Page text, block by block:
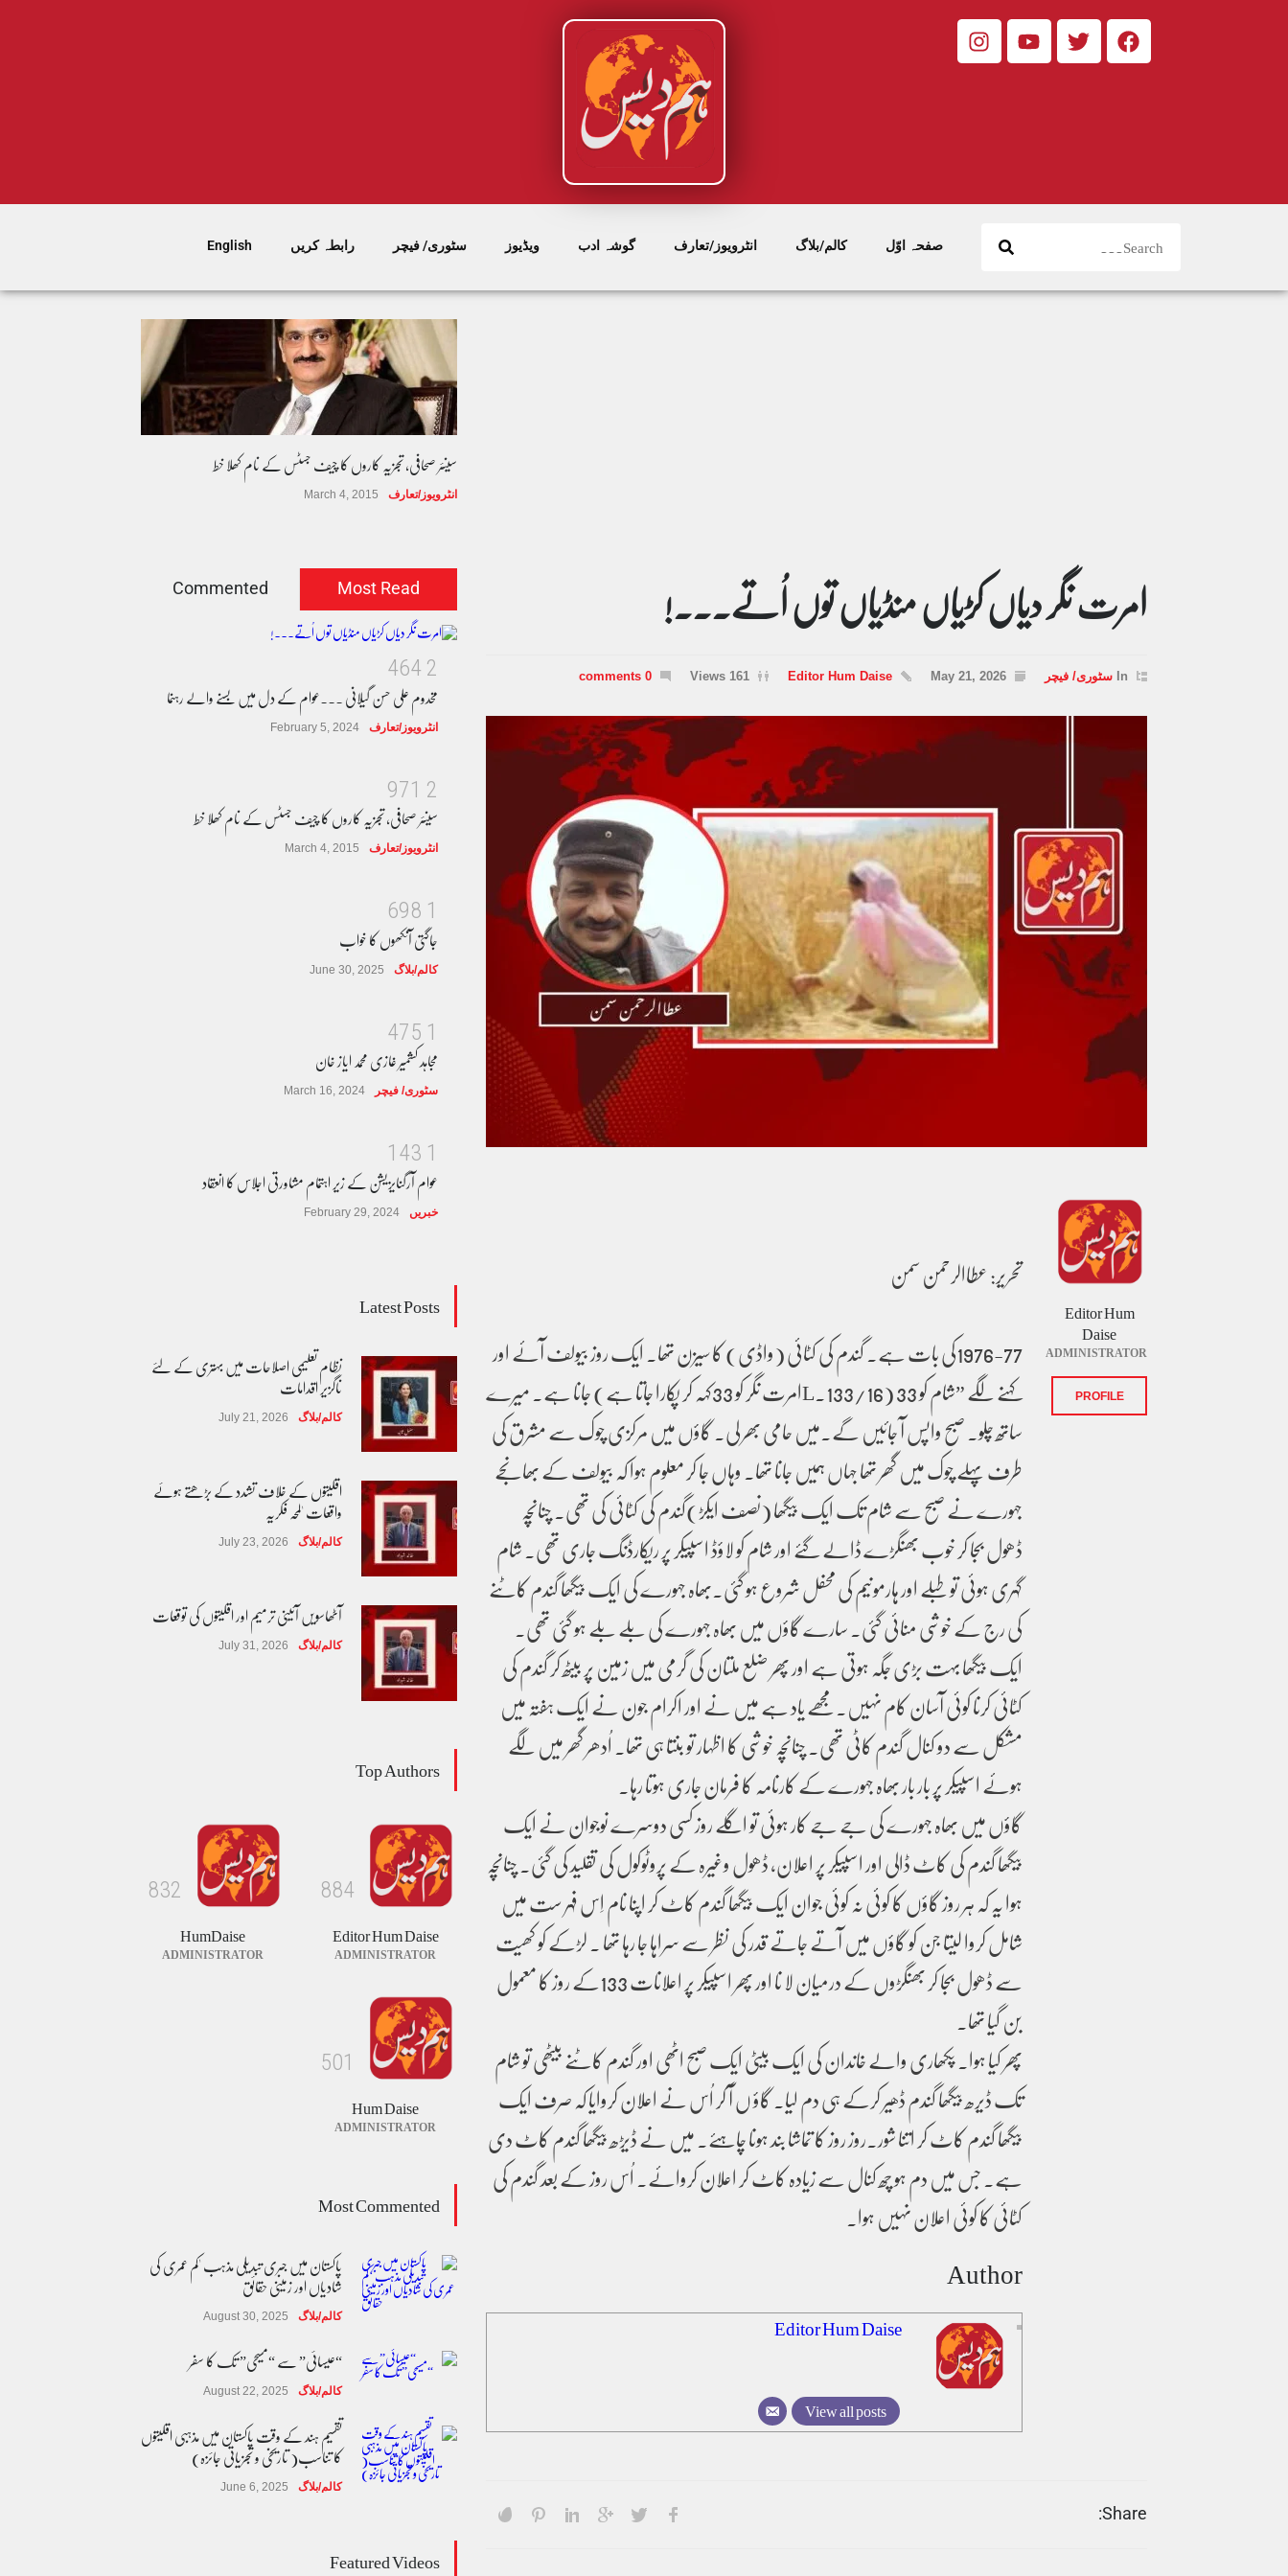
صفحہ اوّل کالم/بلاگ انٹرویوز/تعارف گوشہ ادب ویڈیوز سٹوری/ فیچر رابطہ کریں English
سینئر صحافی، تجزیہ کاروں کا چیف جسٹس کے نام کھلا خط
انٹرویوز/تعارف March 4, 2015
امرت نگر دیاں کڑیاں منڈیاں توں اُتے۔۔۔!
In سٹوری/ فیچر May 21, 2026
Editor Hum Daise
161 Views
0 comments
تحریر: عطاالرحمن سمن
1976-77کی بات ہے۔ گندم کی کٹائی (واڈی) کا سیزن تھا۔ ایک روز بیولف آئے اور
کہنے لگے ”شام کو 33 (133/16.Lامرت نگر کو 33کہہ کر پکارا جاتا ہے) جانا ہے۔ میرے
ساتھ چلو۔ صبح واپس آ جائیں گے۔میں حامی بھر لی۔ گاؤں میں مرکزی چوک سے مشرق کی
طرف پہلے چوک میں گھر تھا جہاں ہمیں جانا تھا۔ وہاں جا کر معلوم ہوا کہ بیولف کے بھانجے
جہورے نے صبح سے شام تک ایک بیگھا (نصف ایکڑ)گندم کی کٹائی کی تھی۔ چنانچہ
ڈھول بجا کر خوب بھنگڑے ڈالے گئے اور شام کو لاؤڈ اسپیکر پر ریکارڈنگ جاری تھی۔ شام
گہری ہوئی تو طبلے اور ہارمونیم کی محفل شروع ہو گئی۔بھاہ جہورے کی ایک بیگھا گندم کاٹنے
کی رج کے خوشی منائی گئی۔ سارے گاؤں میں بھاہ جہورے کی بلے بلے ہو گئی تھی۔
ایک بیگھا بہت بڑی جگہ ہوتی ہے اور پھر ضلع ملتان کی گرمی میں زمین پر بیٹھ کر گندم کی
کٹائی کرنا کوئی آسان کام نہیں۔مجھے یاد ہے میں نے اور اکرام جون نے ایک ہفتہ میں
مشکل سے دو کنال گندم کاٹی تھی۔ چنانچہ خوشی کا اظہار تو بنتا ہی تھا۔ اُدھر گھر میں لگے
ہوئے اسپیکر پر بار بار بھاہ جہورے کے کارنامہ کا فرمان جاری ہوتا رہا۔
گاؤں میں بھاہ جہورے کی جے جے کار ہوئی تو اگلے روز کسی دوسرے نوجوان نے ایک
بیگھا گندم کی کاٹ ڈالی اور اسپیکر پر اعلان، ڈھول وغیرہ کے پروٹوکول کی تقلید کی گئی۔ چنانچہ
ہوا یہ کہ ہر روز گاؤں کا کوئی نہ کوئی جوان ایک بیگھا گندم کاٹ کر اپنا نام اِس فہر ست میں
شامل کروا لیتا جن کو گاؤں میں آتے جاتے قدر کی نظر سے سراہا جا رہا تھا ۔ لڑکے کو کھیت
سے ڈھول بجا کر بھنگڑوں کے درمیان لا نا اور پھر اسپیکر پر اعلانات 133کے روز کا معمول
بن گیا تھا۔
پھر کیا ہوا۔ پکھاری والے خاندان کی ایک بیٹی ایک صبح اٹھی اور گندم کاٹنے بیٹھی تو شام
تک ڈیرھ بیگھا گندم ڈھیر کرکے ہی دم لیا۔ گاؤ ں آ کر اُس نے اعلان کروایا کہ صرف ایک
بیگھا گندم کاٹ کر اتنا شور۔روز روز کا تماشا بند ہونا چاہئے۔ میں نے ڈیڑھ بیگھا گندم کاٹ دی
ہے۔ جس میں دم ہو چھ کنال سے زیادہ کاٹ کر اعلان کروائے۔ اُس روز کے بعد گندم کی
کٹائی کا کوئی اعلان نہیں ہوا۔
Author
Editor Hum Daise
View all posts
Editor Hum
Daise
ADMINISTRATOR
PROFILE
Share:
Most Read
Commented
2
4
6
4
مخدوم علی حسن گیلانی ۔۔۔عوام کے دل میں بسنے والے رہنما
انٹرویوز/تعارف February 5, 2024
2
1
7
9
سینئر صحافی، تجزیہ کاروں کا چیف جسٹس کے نام کھلا خط
انٹرویوز/تعارف March 4, 2015
1
8
9
6
جاگتی آنکھوں کا خواب
کالم/بلاگ June 30, 2025
1
5
7
4
مجاہد کشمیر غازی محمد ایاز خان
سٹوری/ فیچر March 16, 2024
1
3
4
1
عوام آرگنایزیشن کے زیر اہتمام مشاورتی اجلاس کا انعقاد
خبریں February 29, 2024
Latest Posts
نظام تعلیمی اصلاحات میں بہتری کے لئے
ناگزیر اقدامات
کالم/بلاگ July 21, 2026
اقلیتوں کے خلاف تشدد کے بڑھتے ہوئے
واقعات 'لمحہ فکریہ
کالم/بلاگ July 23, 2026
آٹھاسویں آئینی ترمیم اور اقلیتوں کی توقعات
کالم/بلاگ July 31, 2026
ٹھیکیدار نے کام ادھورا چھوڑ دیا ' مسیحی زیر تعمیر
چرچ میں عبادت کرنے پر مجبور
خبریں August 3, 2026
Top Authors
4
8
8
Editor Hum Daise
ADMINISTRATOR
2
3
8
HumDaise
ADMINISTRATOR
1
0
5
Hum Daise
ADMINISTRATOR
Most Commented
پاکستان میں جبری تبدیلی مذہب 'کم عمری کی
شادیاں اور زمینی حقائق
کالم/بلاگ August 30, 2025
“عیسائی” سے “مسیحی” تک کا سفر
کالم/بلاگ August 22, 2025
تقسیم ہند کے وقت پاکستان میں مذہبی اقلیتوں
کا تناسب( تاریخی و تجزیاتی جائزہ)
کالم/بلاگ June 6, 2025
بیٹیاں
Featured Videos